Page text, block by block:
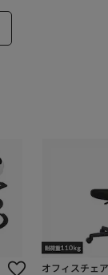
オフィスチェ